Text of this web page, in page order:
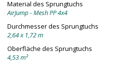
Material des Sprungtuchs
AirJump - Mesh PP 4x4
Durchmesser des Sprungtuchs
2,64 x 1,72 m
Oberfläche des Sprungtuchs
4,53 m²